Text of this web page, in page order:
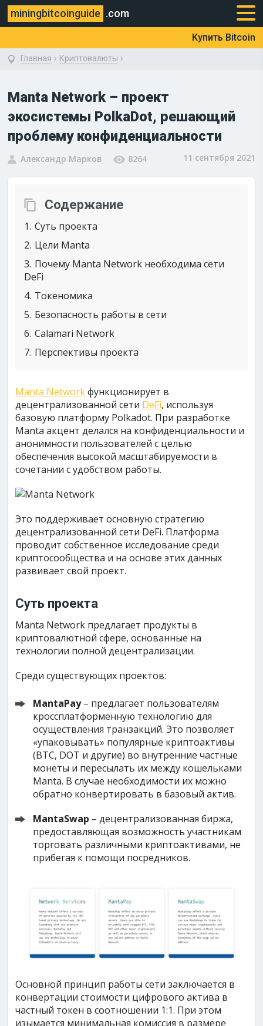
miningbitcoinguide .com
Купить Bitcoin
Главная › Криптовалюты ›
Manta Network – проект
экосистемы PolkaDot, решающий
проблему конфиденциальности
Александр Марков 8264 11 сентября 2021
Содержание
1 Суть проекта
2 Цели Manta
3 Почему Manta Network необходима сети
DeFi
4 Токеномика
5 Безопасность работы в сети
6 Calamari Network
7 Перспективы проекта
Manta Networkфункционирует в
децентрализованной сети DeFi, используя
базовую платформу Polkadot. При разработке
Manta акцент делался на конфиденциальности и
анонимности пользователей с целью
обеспечения высокой масштабируемости в
сочетании с удобством работы.
Это поддерживает основную стратегию
децентрализованной сети DeFi. Платформа
проводит собственное исследование среди
криптосообщества и на основе этих данных
развивает свой проект.
Суть проекта
Manta Network предлагает продукты в
криптовалютной сфере, основанные на
технологии полной децентрализации.
Среди существующих проектов:
MantaPay– предлагает пользователям
кроссплатформенную технологию для
осуществления транзакций. Это позволяет
«упаковывать» популярные криптоактивы
(BTC, DOT и другие) во внутренние частные
монеты и пересылать их между кошельками
Manta. В случае необходимости их можно
обратно конвертировать в базовый актив.
MantaSwap – децентрализованная биржа,
предоставляющая возможность участникам
торговать различными криптоактивами, не
прибегая к помощи посредников.
Основной принцип работы сети заключается в
конвертации стоимости цифрового актива в
частный токен в соотношении 1:1. При этом
изымается минимальная комиссия в размере